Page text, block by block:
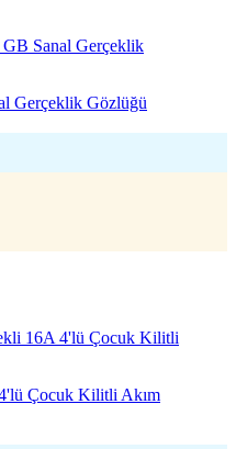
Gerçeklik Gözlüğü
Çocuk Kilitli Akım